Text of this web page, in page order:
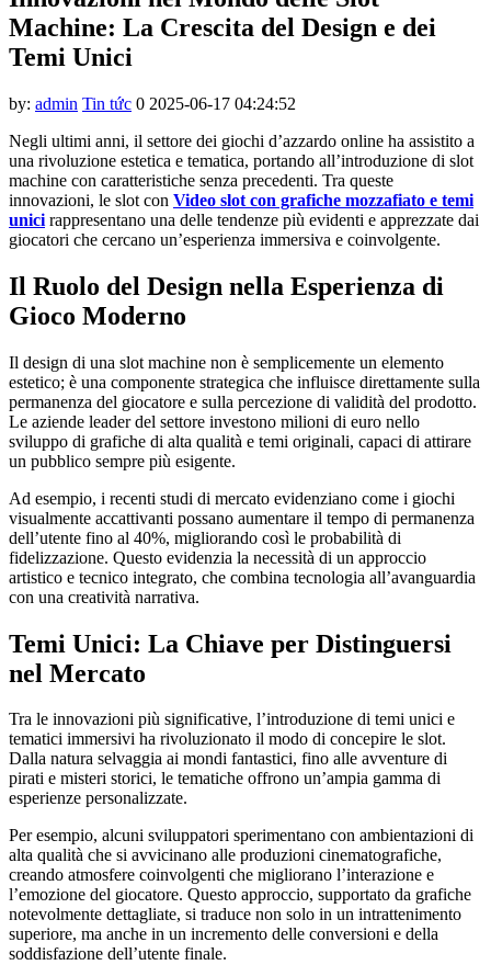
panel
panel
panel
panel
panel
panel
panel
panel
satın al
panel
panel
panel
panel
panel
panel
panel
panel
panel
panel
panel
Machine: La Crescita del Design e dei
Temi Unici
by: admin Tin tức 0 2025-06-17 04:24:52
Negli ultimi anni, il settore dei giochi d’azzardo online ha assistito a
una rivoluzione estetica e tematica, portando all’introduzione di slot
machine con caratteristiche senza precedenti. Tra queste
innovazioni, le slot con Video slot con grafiche mozzafiato e temi
unici rappresentano una delle tendenze più evidenti e apprezzate dai
giocatori che cercano un’esperienza immersiva e coinvolgente.
Il Ruolo del Design nella Esperienza di
Gioco Moderno
Il design di una slot machine non è semplicemente un elemento
estetico; è una componente strategica che influisce direttamente sulla
permanenza del giocatore e sulla percezione di validità del prodotto.
Le aziende leader del settore investono milioni di euro nello
sviluppo di grafiche di alta qualità e temi originali, capaci di attirare
un pubblico sempre più esigente.
Ad esempio, i recenti studi di mercato evidenziano come i giochi
visualmente accattivanti possano aumentare il tempo di permanenza
dell’utente fino al 40%, migliorando così le probabilità di
fidelizzazione. Questo evidenzia la necessità di un approccio
artistico e tecnico integrato, che combina tecnologia all’avanguardia
con una creatività narrativa.
Temi Unici: La Chiave per Distinguersi
nel Mercato
Tra le innovazioni più significative, l’introduzione di temi unici e
tematici immersivi ha rivoluzionato il modo di concepire le slot.
Dalla natura selvaggia ai mondi fantastici, fino alle avventure di
pirati e misteri storici, le tematiche offrono un’ampia gamma di
esperienze personalizzate.
Per esempio, alcuni sviluppatori sperimentano con ambientazioni di
alta qualità che si avvicinano alle produzioni cinematografiche,
creando atmosfere coinvolgenti che migliorano l’interazione e
l’emozione del giocatore. Questo approccio, supportato da grafiche
notevolmente dettagliate, si traduce non solo in un intrattenimento
superiore, ma anche in un incremento delle conversioni e della
soddisfazione dell’utente finale.